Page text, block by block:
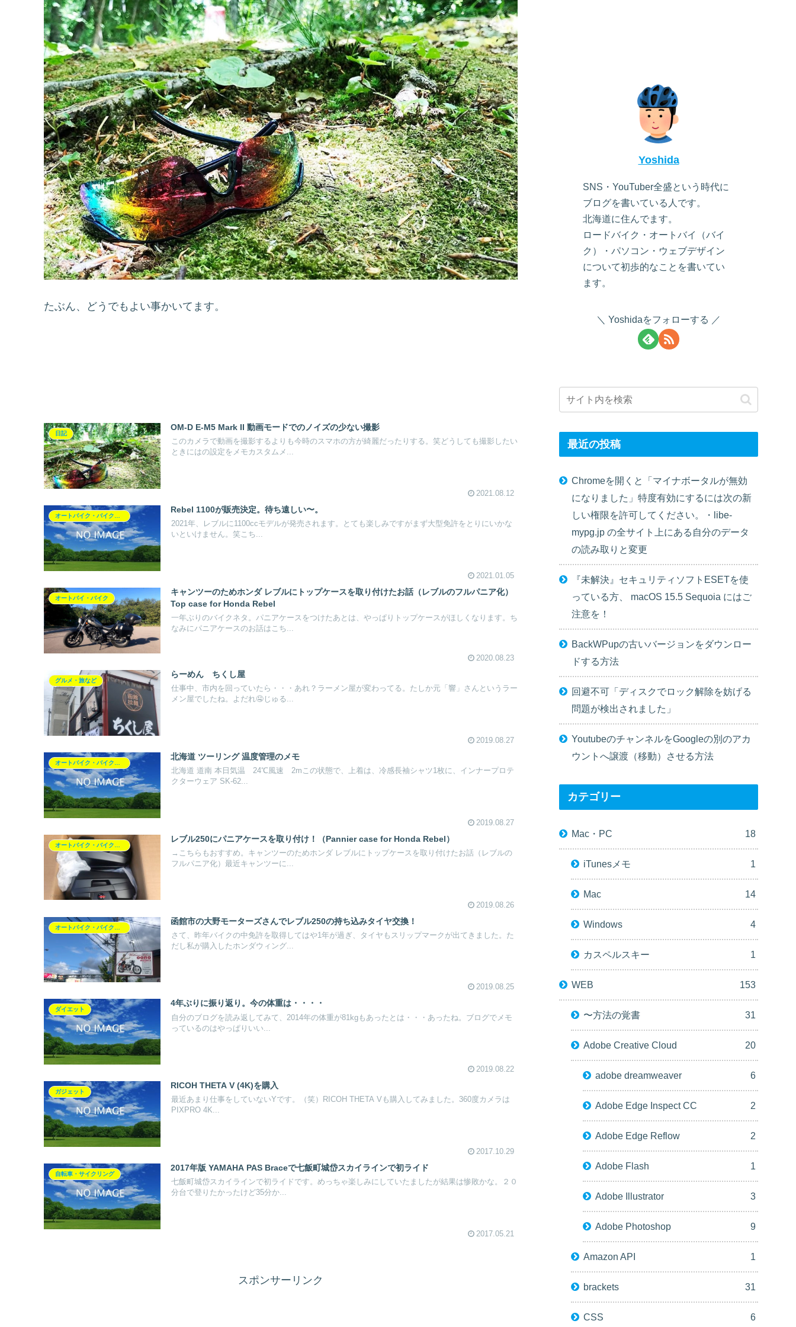
たぶん、どうでもよい事かいてます。
日記
OM-D E-M5 Mark II 動画モードでのノイズの少ない撮影
このカメラで動画を撮影するよりも今時のスマホの方が綺麗だったりする。笑どうしても撮影したい
ときにはの設定をメモカスタムメ...
2021.08.12
オートバイク・バイク（レブル250）
Rebel 1100が販売決定。待ち遠しい〜。
2021年、レブルに1100ccモデルが発売されます。とても楽しみですがまず大型免許をとりにいかな
いといけません。笑こち...
2021.01.05
オートバイ・バイク
キャンツーのためホンダ レブルにトップケースを取り付けたお話（レブルのフルパニア化）
Top case for Honda Rebel
一年ぶりのバイクネタ。パニアケースをつけたあとは、やっぱりトップケースがほしくなります。ち
なみにパニアケースのお話はこち...
2020.08.23
グルメ・旅など
らーめん ちくし屋
仕事中、市内を回っていたら・・・あれ？ラーメン屋が変わってる。たしか元「響」さんというラー
メン屋でしたね。よだれ🤤じゅる...
2019.08.27
北海道 ツーリング 温度管理のメモ
北海道 道南 本日気温 24℃風速 2mこの状態で、上着は、冷感長袖シャツ1枚に、インナープロテ
クターウェア SK-62...
2019.08.27
レブル250にパニアケースを取り付け！（Pannier case for Honda Rebel）
→こちらもおすすめ。キャンツーのためホンダ レブルにトップケースを取り付けたお話（レブルの
フルパニア化）最近キャンツーに...
2019.08.26
函館市の大野モーターズさんでレブル250の持ち込みタイヤ交換！
さて、昨年バイクの中免許を取得してはや1年が過ぎ、タイヤもスリップマークが出てきました。た
だし私が購入したホンダウィング...
2019.08.25
ダイエット
4年ぶりに振り返り。今の体重は・・・・
自分のブログを読み返してみて、2014年の体重が81kgもあったとは・・・あったね。ブログでメモ
っているのはやっぱりいい...
2019.08.22
ガジェット
RICOH THETA V (4K)を購入
最近あまり仕事をしていないYです。（笑）RICOH THETA Vも購入してみました。360度カメラは
PIXPRO 4K...
2017.10.29
自転車・サイクリング
2017年版 YAMAHA PAS Braceで七飯町城岱スカイラインで初ライド
七飯町城岱スカイラインで初ライドです。めっちゃ楽しみにしていたましたが結果は惨敗かな。２０
分台で登りたかったけど35分か...
2017.05.21
スポンサーリンク
Yoshida
SNS・YouTuber全盛という時代に
ブログを書いている人です。
北海道に住んでます。
ロードバイク・オートバイ（バイ
ク）・パソコン・ウェブデザイン
について初歩的なことを書いてい
ます。
Yoshidaをフォローする
最近の投稿
Chromeを開くと「マイナボータルが無効
になりました」特度有効にするには次の新
しい権限を許可してください。・libe-
mypg.jp の全サイト上にある自分のデータ
の読み取りと変更
『未解決』セキュリティソフトESETを使
っている方、 macOS 15.5 Sequoia にはご
注意を！
BackWPupの古いバージョンをダウンロー
ドする方法
回避不可「ディスクでロック解除を妨げる
問題が検出されました」
YoutubeのチャンネルをGoogleの別のアカ
ウントへ譲渡（移動）させる方法
カテゴリー
Mac・PC 18
iTunesメモ 1
Mac 14
Windows 4
カスペルスキー 1
WEB 153
〜方法の覚書 31
Adobe Creative Cloud 20
adobe dreamweaver 6
Adobe Edge Inspect CC 2
Adobe Edge Reflow 2
Adobe Flash 1
Adobe Illustrator 3
Adobe Photoshop 9
Amazon API 1
brackets 31
CSS 6